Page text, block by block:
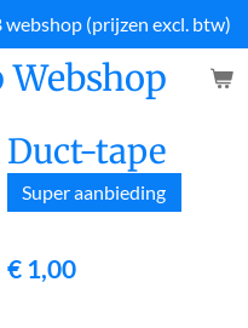
Webshop
(prijzen excl. btw)
Duct-tape
Super aanbieding
€ 1,00